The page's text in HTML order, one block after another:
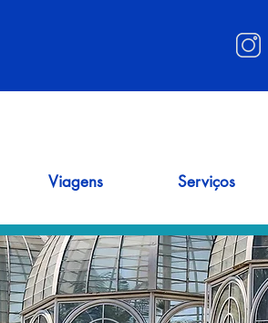
Viagens Serviços